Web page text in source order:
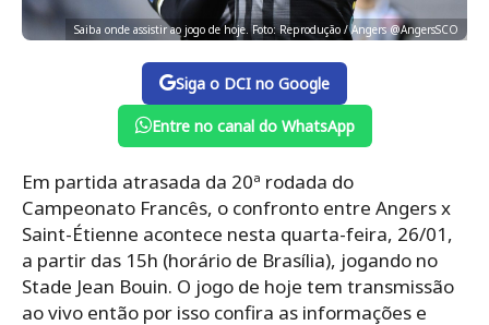
Saiba onde assistir ao jogo de hoje. Foto: Reprodução / Angers @AngersSCO
Siga o DCI no Google
Entre no canal do WhatsApp
Em partida atrasada da 20ª rodada do
Campeonato Francês, o confronto entre Angers x
Saint-Étienne acontece nesta quarta-feira, 26/01,
a partir das 15h (horário de Brasília), jogando no
Stade Jean Bouin. O jogo de hoje tem transmissão
ao vivo então por isso confira as informações e